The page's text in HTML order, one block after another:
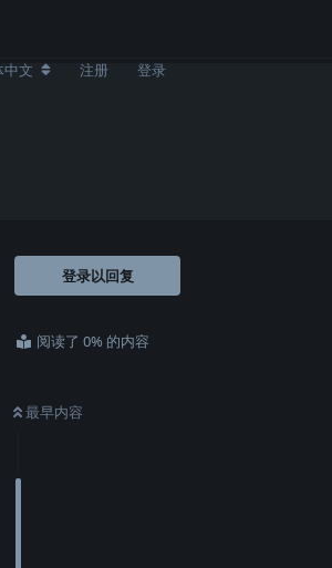
中文 注册 登录
登录以回复
阅读了 0% 的内容
最早内容